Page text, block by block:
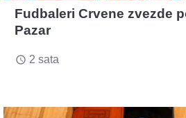
Fudbaleri Crvene zvezde
Pazar
access_time 2 sata